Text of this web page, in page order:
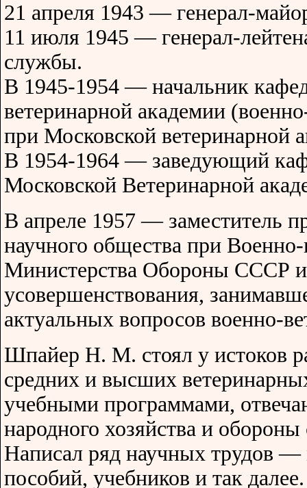
21 апреля 1943 — генерал-
11 июля 1945 — генерал-
службы.
В 1945-1954 — начальник
ветеринарной академии
при Московской ветеринарной
В 1954-1964 — заведующий
Московской Ветеринарной
В апреле 1957 — заместитель
научного общества при
Министерства Обороны СССР
усовершенствования,
актуальных вопросов военно-
Шпайер Н. М. стоял у истоков
средних и высших
учебными программами,
народного хозяйства и
Написал ряд научных трудов
пособий, учебников и так далее.